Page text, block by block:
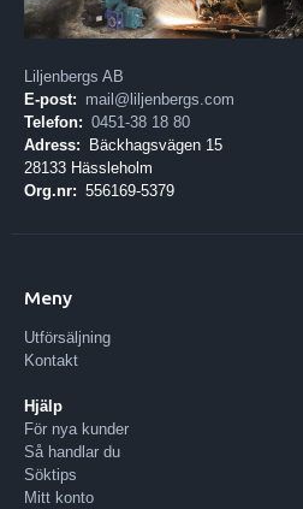
Liljenbergs AB
E-post: mail@liljenbergs.com
Telefon: 0451-38 18 80
Adress:
Bäckhagsvägen 15
28133 Hässleholm
Org.nr: 556169-5379
Meny
Utförsäljning
Kontakt
Hjälp
För nya kunder
Så handlar du
Söktips
Mitt konto